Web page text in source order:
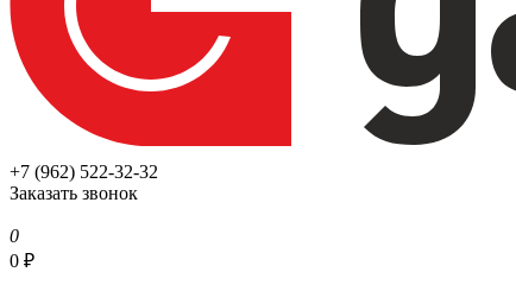
+7 (962) 522-32-32
Заказать звонок
0
0 ₽